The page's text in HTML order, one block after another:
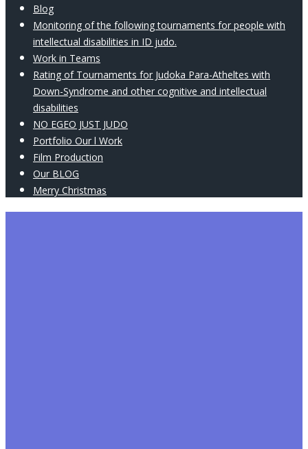
Blog
Monitoring of the following tournaments for people with
intellectual disabilities in ID judo.
Work in Teams
Rating of Tournaments for Judoka Para-Atheltes with
Down-Syndrome and other cognitive and intellectual
disabilities
NO EGEO JUST JUDO
Portfolio Our l Work
Film Production
Our BLOG
Merry Christmas